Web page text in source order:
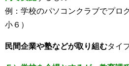
例：学校のパソコンクラブでプロ
小６）
民間企業や塾などが取り組むタイ